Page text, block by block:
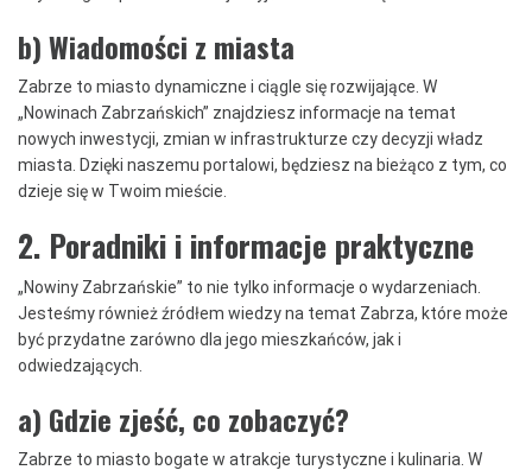
b) Wiadomości z miasta
Zabrze to miasto dynamiczne i ciągle się rozwijające. W
„Nowinach Zabrzańskich” znajdziesz informacje na temat
nowych inwestycji, zmian w infrastrukturze czy decyzji władz
miasta. Dzięki naszemu portalowi, będziesz na bieżąco z tym, co
dzieje się w Twoim mieście.
2. Poradniki i informacje praktyczne
„Nowiny Zabrzańskie” to nie tylko informacje o wydarzeniach.
Jesteśmy również źródłem wiedzy na temat Zabrza, które może
być przydatne zarówno dla jego mieszkańców, jak i
odwiedzających.
a) Gdzie zjeść, co zobaczyć?
Zabrze to miasto bogate w atrakcje turystyczne i kulinaria. W